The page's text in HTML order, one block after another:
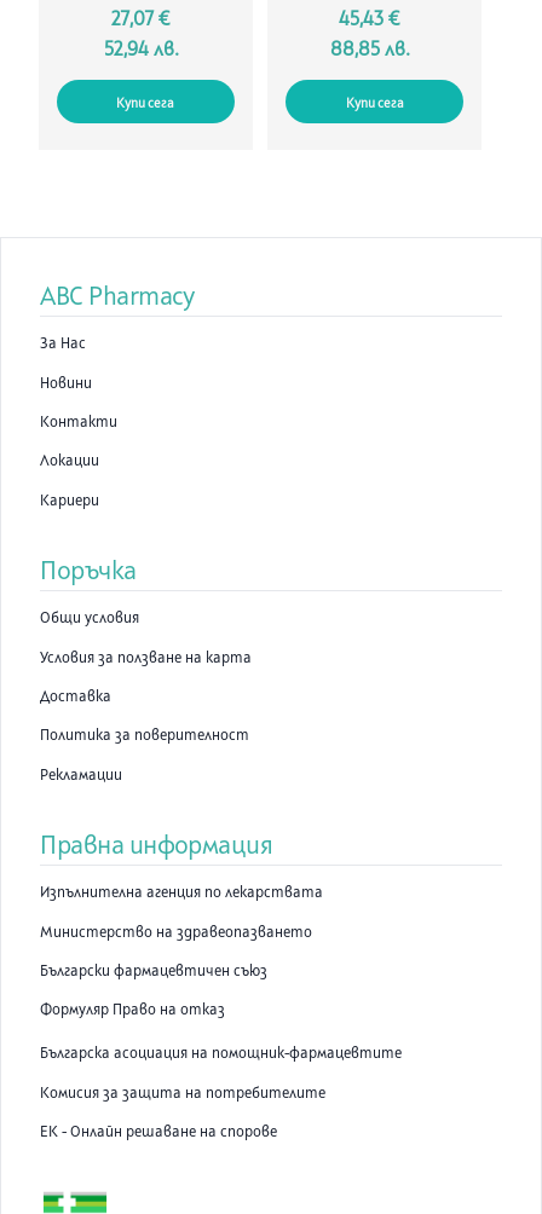
Hexanediol, Caprylyl Glycol, Disodium Edta, Hydrogenated Lecithin,
Glycine Soja (Soybean) Germ Extract, Propylene Carbonate, Iron
Oxides (Ci 77499), Laminaria Ochroleuca Extract, Mannitol, Pvp,
Allantoin, Rhamnose, Cetrimonium Chloride, Sodium Hydroxide,
Lecithin, Camellia Sinensis Leaf Extract, Fructooligosaccharides,
27,07 €
52,94 лв.
Купи сега
45,43 €
88,85 лв.
Купи сега
ABC Pharmacy
За Нас
Новини
Контакти
Локации
Кариери
Поръчка
Общи условия
Условия за ползване на карта
Доставка
Политика за поверителност
Рекламации
Правна информация
Изпълнителна агенция по лекарствата
Министерство на здравеопазването
Български фармацевтичен съюз
Формуляр Право на отказ
Българска асоциация на помощник-фармацевтите
Комисия за защита на потребителите
ЕК - Онлайн решаване на спорове